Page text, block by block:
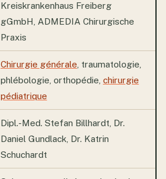
Kreiskrankenhaus Freiberg
gGmbH, ADMEDIA Chirurgische
Praxis
Chirurgie générale, traumatologie,
phlébologie, orthopédie, chirurgie
pédiatrique
Dipl.-Med. Stefan Billhardt, Dr.
Daniel Gundlack, Dr. Katrin
Schuchardt